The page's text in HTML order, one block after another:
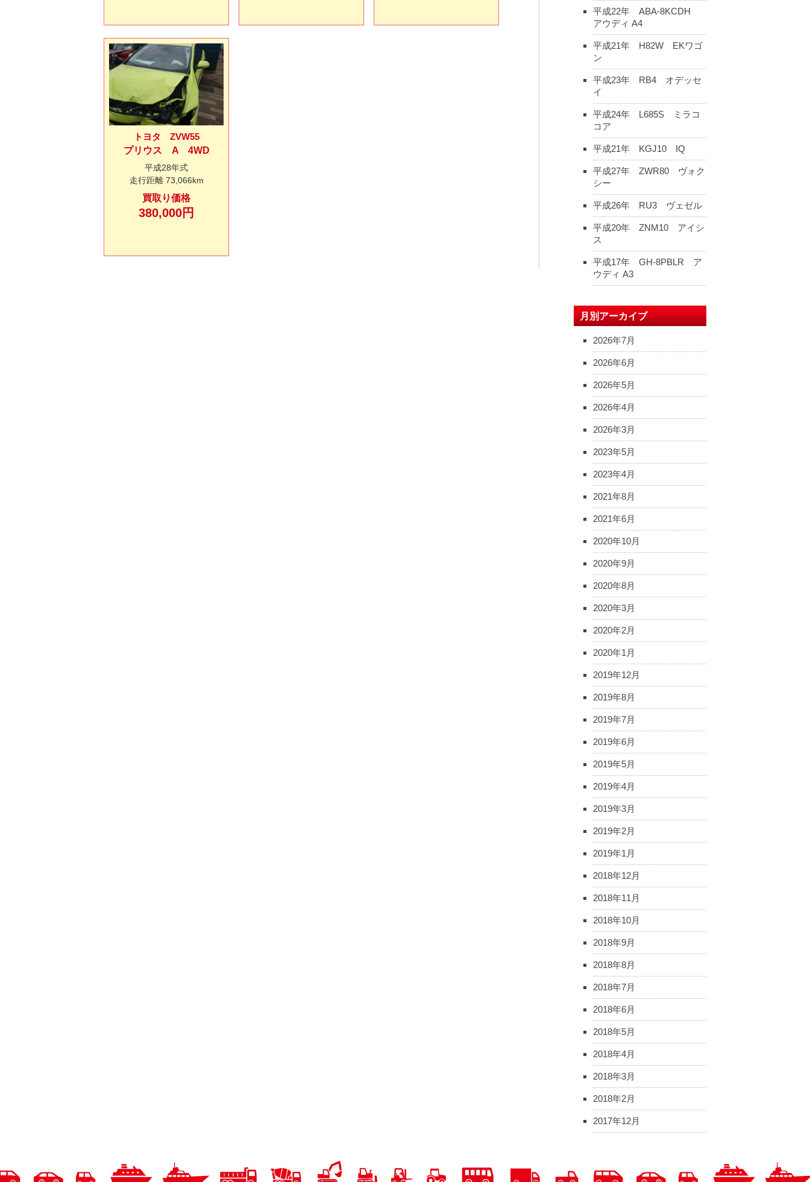
トヨタ ZVW55
プリウス A 4WD
平成28年式
走行距離 73,066km
買取り価格
380,000円
平成22年 ABA-8KCDH
アウディ A4
平成21年 H82W EKワゴ
ン
平成23年 RB4 オデッセ
イ
平成24年 L685S ミラコ
コア
平成21年 KGJ10 IQ
平成27年 ZWR80 ヴォク
シー
平成26年 RU3 ヴェゼル
平成20年 ZNM10 アイシ
ス
平成17年 GH-8PBLR ア
ウディ A3
月別アーカイブ
2026年7月
2026年6月
2026年5月
2026年4月
2026年3月
2023年5月
2023年4月
2021年8月
2021年6月
2020年10月
2020年9月
2020年8月
2020年3月
2020年2月
2020年1月
2019年12月
2019年8月
2019年7月
2019年6月
2019年5月
2019年4月
2019年3月
2019年2月
2019年1月
2018年12月
2018年11月
2018年10月
2018年9月
2018年8月
2018年7月
2018年6月
2018年5月
2018年4月
2018年3月
2018年2月
2017年12月